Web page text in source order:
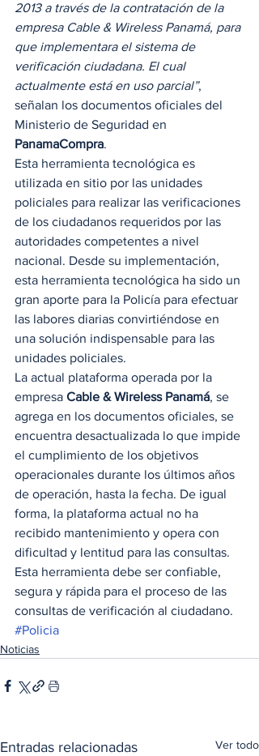
2013 a través de la contratación de la
empresa Cable & Wireless Panamá, para
que implementara el sistema de
verificación ciudadana. El cual
actualmente está en uso parcial”,
señalan los documentos oficiales del
Ministerio de Seguridad en
PanamaCompra.
Esta herramienta tecnológica es
utilizada en sitio por las unidades
policiales para realizar las verificaciones
de los ciudadanos requeridos por las
autoridades competentes a nivel
nacional. Desde su implementación,
esta herramienta tecnológica ha sido un
gran aporte para la Policía para efectuar
las labores diarias convirtiéndose en
una solución indispensable para las
unidades policiales.
La actual plataforma operada por la
empresa Cable & Wireless Panamá, se
agrega en los documentos oficiales, se
encuentra desactualizada lo que impide
el cumplimiento de los objetivos
operacionales durante los últimos años
de operación, hasta la fecha. De igual
forma, la plataforma actual no ha
recibido mantenimiento y opera con
dificultad y lentitud para las consultas.
Esta herramienta debe ser confiable,
segura y rápida para el proceso de las
consultas de verificación al ciudadano.
#Policia
Noticias
Entradas relacionadas Ver todo